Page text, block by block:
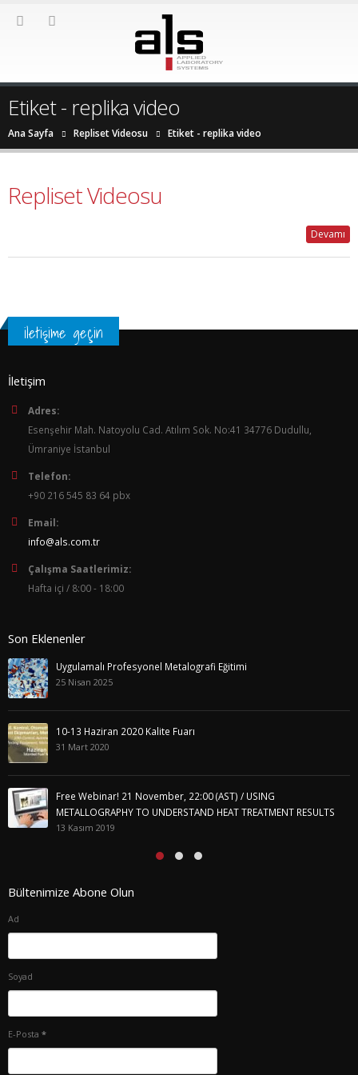
Etiket - replika video
Ana Sayfa Repliset Videosu Etiket - replika video
Repliset Videosu
Devamı
iletişime geçin
İletişim
Adres:
Esenşehir Mah. Natoyolu Cad. Atılım Sok. No:41 34776 Dudullu,
Ümraniye İstanbul
Telefon:
+90 216 545 83 64 pbx
Email:
info@als.com.tr
Çalışma Saatlerimiz:
Hafta içi / 8:00 - 18:00
Son Eklenenler
Uygulamalı Profesyonel Metalografi Eğitimi
25 Nisan 2025
10-13 Haziran 2020 Kalite Fuarı
31 Mart 2020
Free Webinar! 21 November, 22:00 (AST) / USING
METALLOGRAPHY TO UNDERSTAND HEAT TREATMENT RESULTS
13 Kasım 2019
Bültenimize Abone Olun
Ad
Soyad
E-Posta *